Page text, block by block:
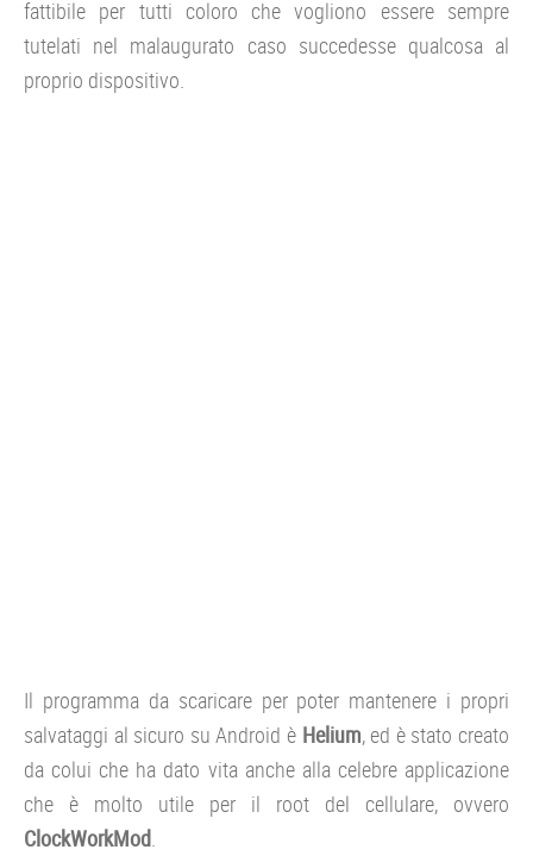
fattibile per tutti coloro che vogliono essere sempre
tutelati nel malaugurato caso succedesse qualcosa al
proprio dispositivo.
Il programma da scaricare per poter mantenere i propri
salvataggi al sicuro su Android è Helium, ed è stato creato
da colui che ha dato vita anche alla celebre applicazione
che è molto utile per il root del cellulare, ovvero
ClockWorkMod.